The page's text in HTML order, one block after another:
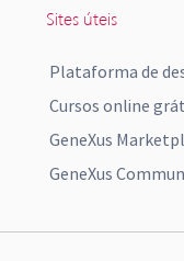
Sites úteis
Plataforma de
Cursos online
GeneXus
GeneXus